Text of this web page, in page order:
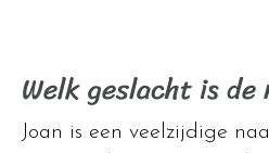
Welk geslacht is de
Joan is een veelzijdige